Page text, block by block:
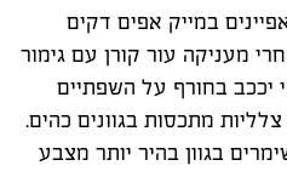
במייק אפים דקים
מעניקה עור קורן עם גימור
יככב בחורף על השפתיים
מתכסות בגוונים כהים.
בגוון בהיר יותר מצבע